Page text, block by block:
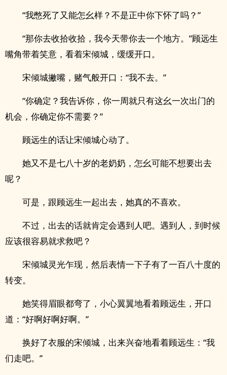
“我憋死了又能怎幺样？不是正中你下怀了吗？”
“那你去收拾收拾，我今天带你去一个地方。”顾远生
嘴角带着笑意，看着宋倾城，缓缓开口。
宋倾城撇嘴，赌气般开口：“我不去。”
“你确定？我告诉你，你一周就只有这幺一次出门的
机会，你确定你不需要？”
顾远生的话让宋倾城心动了。
她又不是七八十岁的老奶奶，怎幺可能不想要出去
呢？
可是，跟顾远生一起出去，她真的不喜欢。
不过，出去的话就肯定会遇到人吧。遇到人，到时候
应该很容易就求救吧？
宋倾城灵光乍现，然后表情一下子有了一百八十度的
转变。
她笑得眉眼都弯了，小心翼翼地看着顾远生，开口
道：“好啊好啊好啊。”
换好了衣服的宋倾城，出来兴奋地看着顾远生：“我
们走吧。”